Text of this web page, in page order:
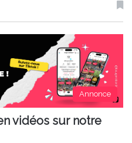
Annonce
vidéos sur notre